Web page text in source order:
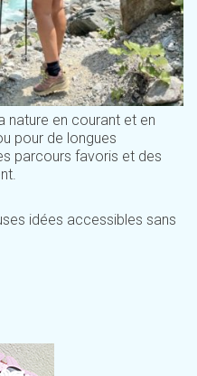
nature en courant et en
pour de longues
parcours favoris et des
idées accessibles sans